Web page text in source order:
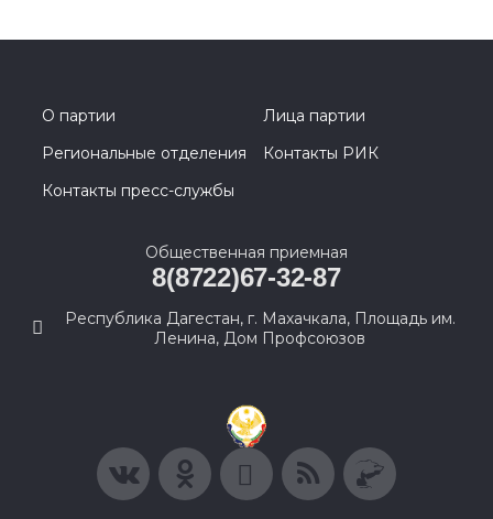
О партии
Лица партии
Региональные отделения
Контакты РИК
Контакты пресс-службы
Общественная приемная
8(8722)67-32-87
Республика Дагестан, г. Махачкала, Площадь им.
Ленина, Дом Профсоюзов